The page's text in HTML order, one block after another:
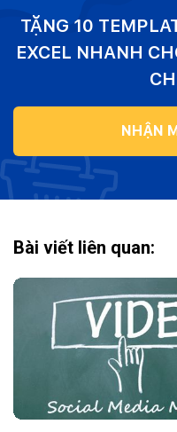
TẶNG 10
EXCEL NHANH
NHẬN
Bài viết liên quan: